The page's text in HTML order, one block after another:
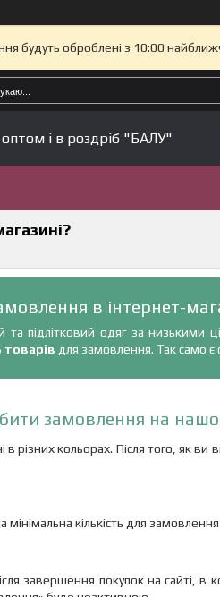
будуть оброблені з 10:00
і в роздріб "БАЛУ"
в інтернет-
та підлітковий одяг за
товарів для замовлення. Так само
замовлення на
різних кольорах. Після того, як
кількість для
завершення покупок на сайті, в